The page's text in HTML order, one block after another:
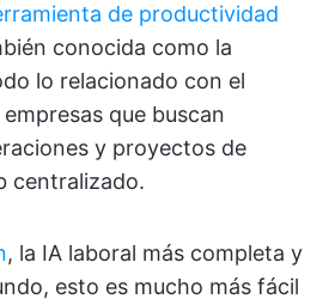
de productividad
conocida como la
lo relacionado con el
que buscan
y proyectos de
centralizado.
, la IA laboral más completa y
esto es mucho más fácil